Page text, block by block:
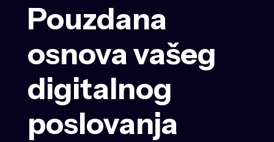
Pouzdana
osnova vašeg
digitalnog
poslovanja